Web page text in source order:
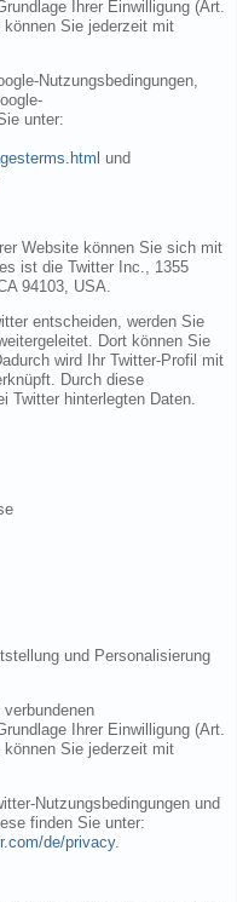
Ihrer Einwilligung (Art.
Sie jederzeit mit
Nutzungsbedingungen,
unter:
und
Website können Sie sich mit
ist die Twitter Inc., 1355
94103, USA.
entscheiden, werden Sie
Dort können Sie
wird Ihr Twitter-Profil mit
Durch diese
Twitter hinterlegten Daten.
und Personalisierung
Ihrer Einwilligung (Art.
Sie jederzeit mit
Nutzungsbedingungen und
finden Sie unter:
de/privacy.